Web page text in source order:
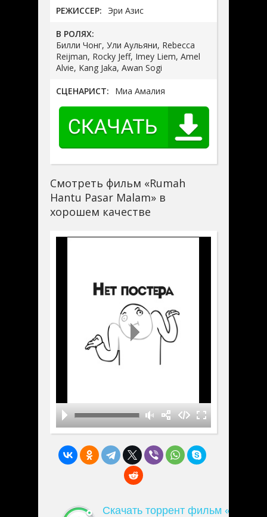
РЕЖИССЕР: Эри Азис
В РОЛЯХ:
Билли Чонг, Ули Аульяни, Rebecca
Reijman, Rocky Jeff, Imey Liem, Amel
Alvie, Kang Jaka, Awan Sogi
СЦЕНАРИСТ: Миа Амалия
Смотреть фильм «Rumah
Hantu Pasar Malam» в
хорошем качестве
Скачать торрент фильм